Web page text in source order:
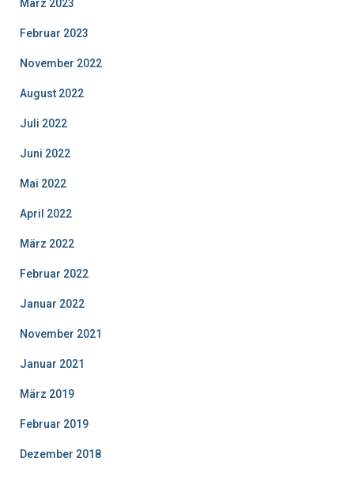
März 2023
Februar 2023
November 2022
August 2022
Juli 2022
Juni 2022
Mai 2022
April 2022
März 2022
Februar 2022
Januar 2022
November 2021
Januar 2021
März 2019
Februar 2019
Dezember 2018